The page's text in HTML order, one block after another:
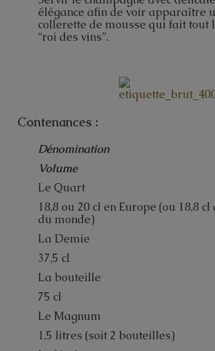
élégance afin de voir apparaître
collerette de mousse qui fait tout
“roi des vins”.
Contenances :
Dénomination
Volume
Le Quart
18,8 ou 20 cl en Europe (ou 18,8
du monde)
La Demie
37,5 cl
La bouteille
75 cl
Le Magnum
1,5 litres (soit 2 bouteilles)